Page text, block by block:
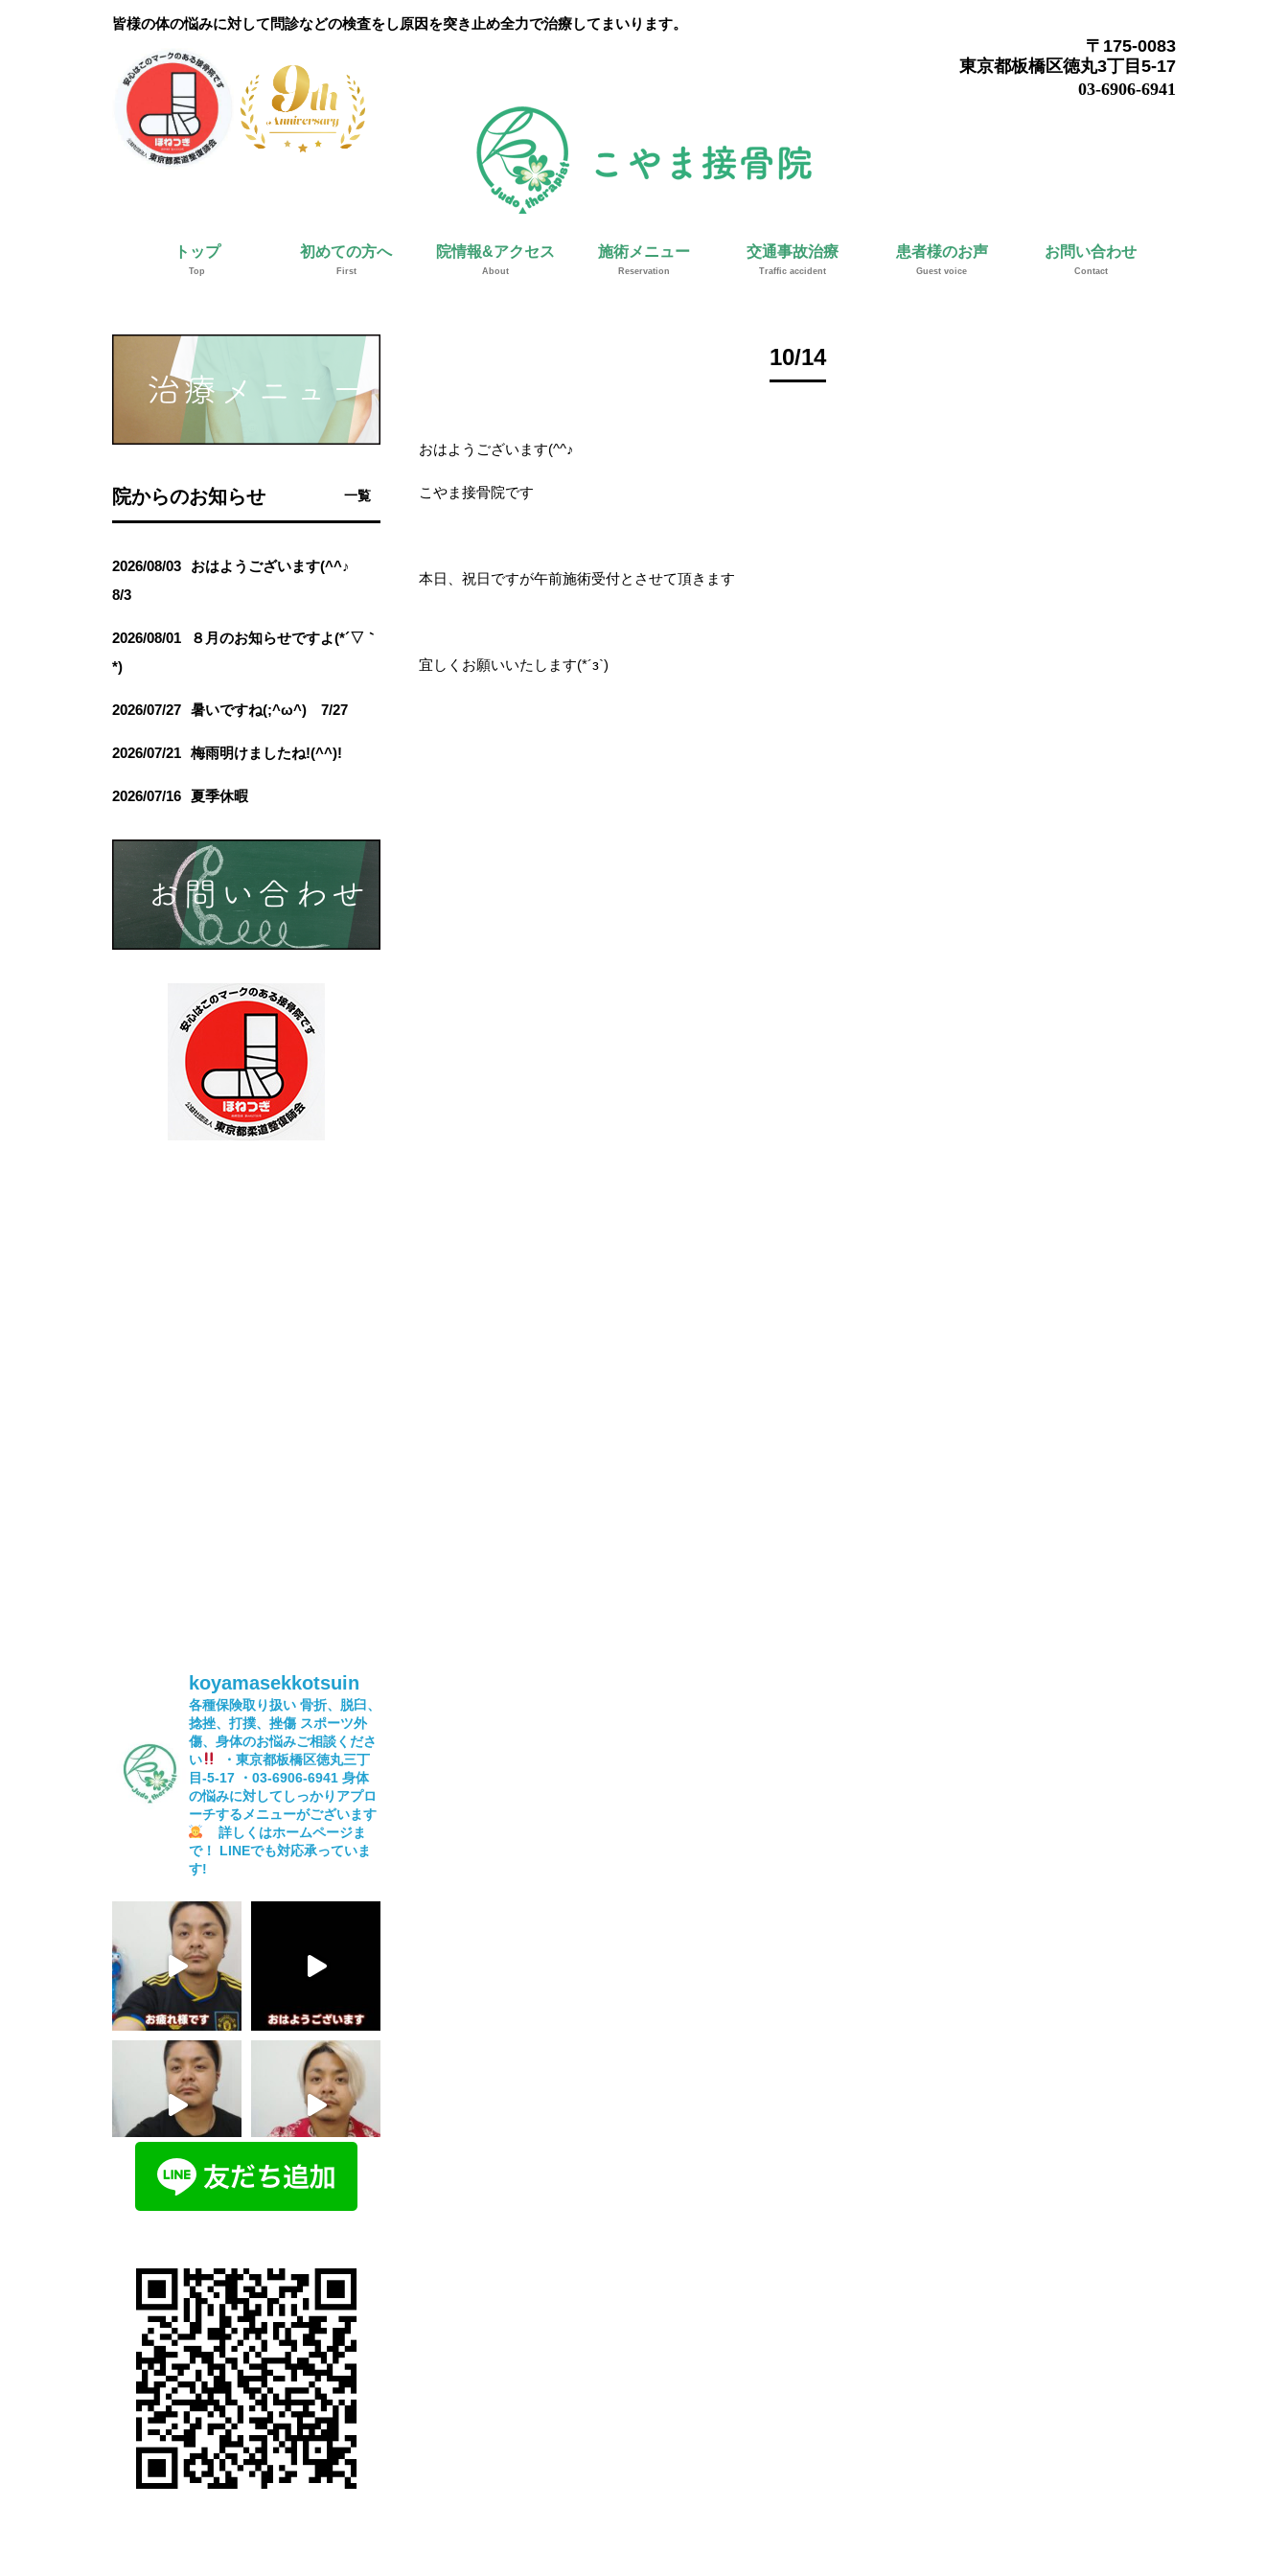
皆様の体の悩みに対して問診などの検査をし原因を突き止め全力で治療してまいります。
〒175-0083
東京都板橋区徳丸3丁目5-17
03-6906-6941
トップ
Top
初めての方へ
First
院情報&アクセス
About
施術メニュー
Reservation
交通事故治療
Traffic accident
患者様のお声
Guest voice
お問い合わせ
Contact
10/14
おはようございます(^^♪
こやま接骨院です
本日、祝日ですが午前施術受付とさせて頂きます
宜しくお願いいたします(*´з`)
院からのお知らせ 一覧
2026/08/03
おはようございます(^^♪
8/3
2026/08/01
８月のお知らせですよ(*´▽｀
*)
2026/07/27 暑いですね(;^ω^) 7/27
2026/07/21 梅雨明けましたね!(^^)!
2026/07/16 夏季休暇
koyamasekkotsuin
各種保険取り扱い 骨折、脱臼、
捻挫、打撲、挫傷 スポーツ外
傷、身体のお悩みご相談くださ
い
・東京都板橋区徳丸三丁
目-5-17 ・03-6906-6941 身体
の悩みに対してしっかりアプロ
ーチするメニューがございます
詳しくはホームページま
で！
LINEでも対応承っていま
す!